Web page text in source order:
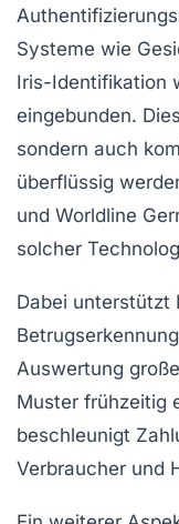
Systeme wie
Iris-Identifikation
eingebunden.
sondern auch
überflüssig
und Worldline
solcher
Dabei unterstützt
Auswertung
Muster frühzeitig
beschleunigt
Verbraucher und